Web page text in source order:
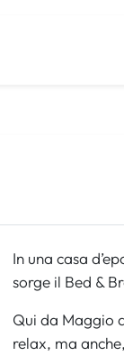
In una casa
sorge il Bed &
Qui da Maggio
relax, ma